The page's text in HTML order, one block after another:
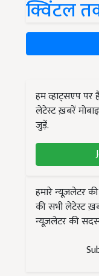
क्विंटल
हम व्हाट्सएप
लेटेस्ट ख़बरें
जुड़ें.
हमारे न्यूज़लेटर
की सभी लेटेस्ट
न्यूज़लेटर की